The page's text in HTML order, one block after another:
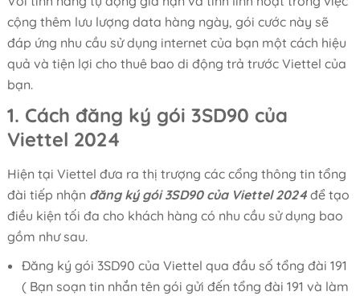
cộng thêm lưu lượng data hàng ngày, gói cước này sẽ
đáp ứng nhu cầu sử dụng internet của bạn một cách hiệu
quả và tiện lợi cho thuê bao di động trả trước Viettel của
bạn.
1. Cách đăng ký gói 3SD90 của
Viettel 2024
Hiện tại Viettel đưa ra thị trượng các cổng thông tin tổng
đài tiếp nhận đăng ký gói 3SD90 của Viettel 2024 để tạo
điều kiện tối đa cho khách hàng có nhu cầu sử dụng bao
gồm như sau.
Đăng ký gói 3SD90 của Viettel qua đầu số tổng đài 191
( Bạn soạn tin nhắn tên gói gửi đến tổng đài 191 và làm